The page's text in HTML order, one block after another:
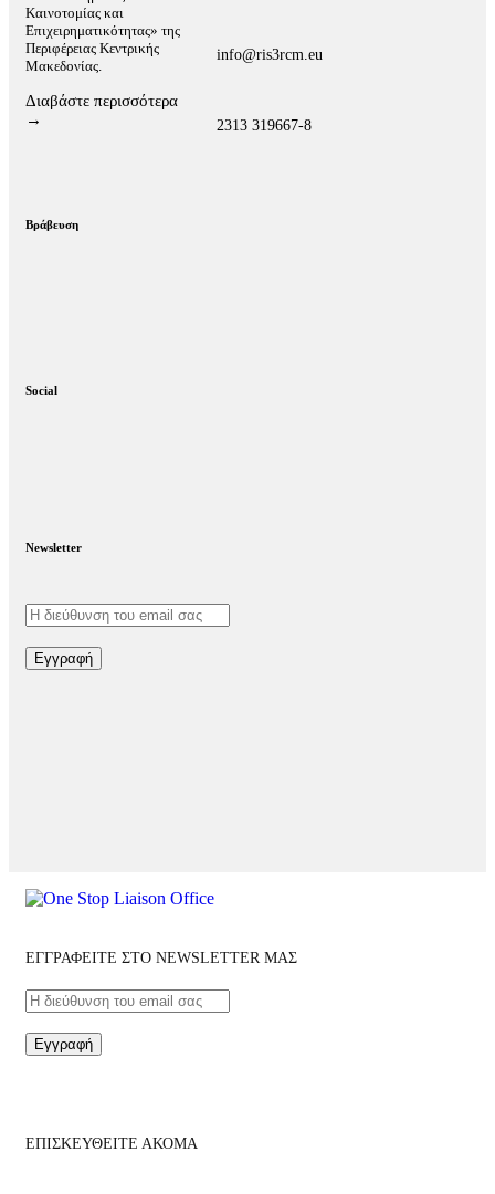
Καινοτομίας και
Επιχειρηματικότητας» της
Περιφέρειας Κεντρικής
Μακεδονίας.
Διαβάστε περισσότερα
→
Βράβευση
info@ris3rcm.eu
2313 319667-8
Social
Newsletter
Εγγραφή
ΕΓΓΡΑΦΕΙΤΕ ΣΤΟ NEWSLETTER ΜΑΣ
Εγγραφή
ΕΠΙΣΚΕΥΘΕΙΤΕ ΑΚΟΜΑ